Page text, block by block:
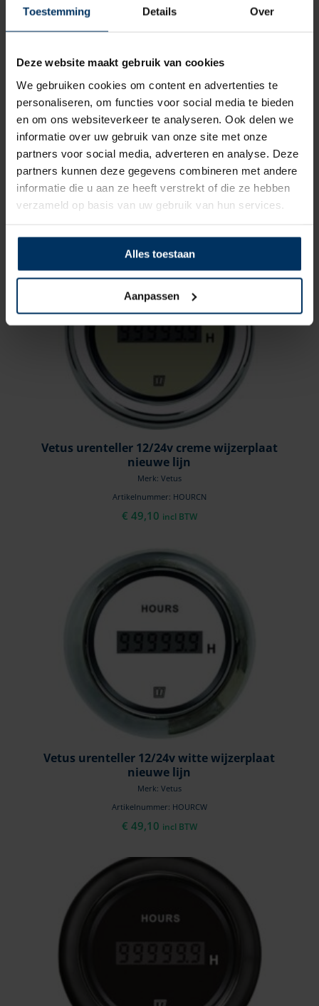
Toestemming Details Over
Deze website maakt gebruik van cookies
We gebruiken cookies om content en advertenties te
personaliseren, om functies voor social media te bieden
en om ons websiteverkeer te analyseren. Ook delen we
informatie over uw gebruik van onze site met onze
partners voor social media, adverteren en analyse. Deze
partners kunnen deze gegevens combineren met andere
informatie die u aan ze heeft verstrekt of die ze hebben
verzameld op basis van uw gebruik van hun services.
Alles toestaan
Aanpassen
Bedrijfsurenteller Veethree premier pro
Merk: Veethree
Artikelnummer: 84760FE
€88,40 incl BTW
Vetus urenteller 12/24v creme wijzerplaat
nieuwe lijn
Merk: Vetus
Artikelnummer: HOURCN
€ 49,10 incl BTW
Vetus urenteller 12/24v witte wijzerplaat
nieuwe lijn
Merk: Vetus
Artikelnummer: HOURCW
€ 49,10 incl BTW